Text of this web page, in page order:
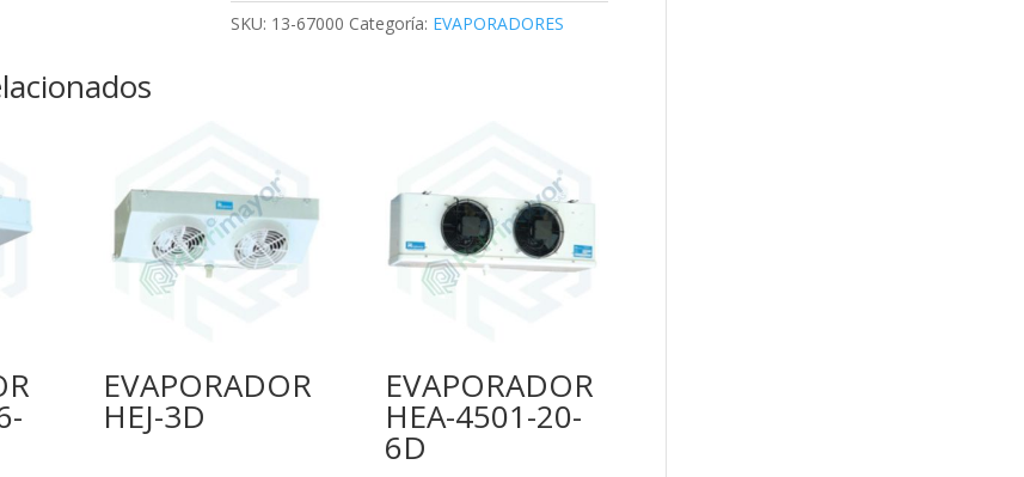
SKU: 13-67000 Categoría: EVAPORADORES
EVAPORADOR
HEJ-3D
EVAPORADOR
HEA-4501-20-
6D